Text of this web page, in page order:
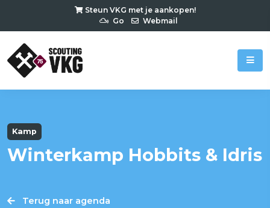
Steun VKG met je aankopen!
Go
Webmail
Kamp
Winterkamp Hobbits & Idris
Terug naar agenda